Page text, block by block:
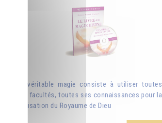
La véritable magie consiste à utiliser toutes
ses facultés, toutes ses connaissances pour la
réalisation du Royaume de Dieu